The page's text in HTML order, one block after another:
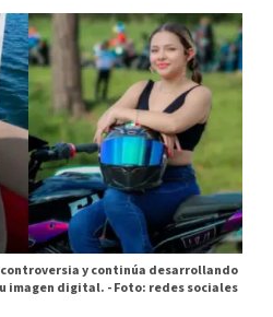
y continúa desarrollando
imagen digital. -Foto: redes sociales